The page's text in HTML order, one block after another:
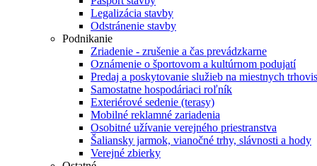
Legalizácia stavby
Odstránenie stavby
Podnikanie
Zriadenie - zrušenie a čas prevádzkarne
Oznámenie o športovom a kultúrnom podujatí
Predaj a poskytovanie služieb na miestnych
Samostatne hospodáriaci roľník
Exteriérové sedenie (terasy)
Mobilné reklamné zariadenia
Osobitné užívanie verejného priestranstva
Šaliansky jarmok, vianočné trhy, slávnosti a hody
Verejné zbierky